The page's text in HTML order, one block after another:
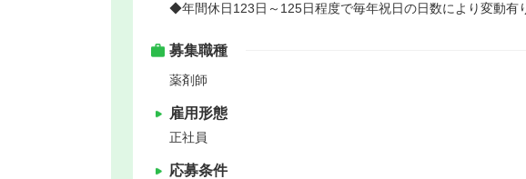
◆年間休日123日～125日程度で毎年祝日の日数により変動有
募集職種
薬剤師
雇用形態
正社員
応募条件